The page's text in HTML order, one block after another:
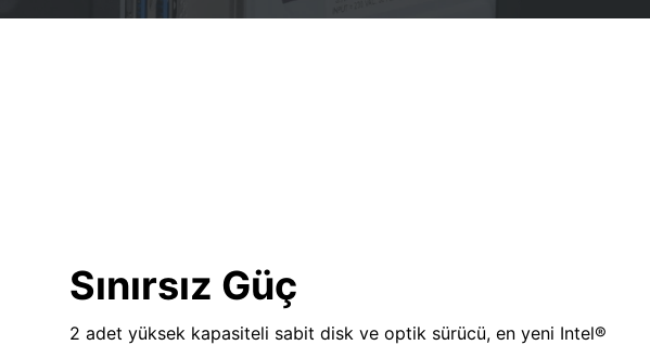
Sınırsız Güç
2 adet yüksek kapasiteli sabit disk ve optik sürücü, en yeni Intel®